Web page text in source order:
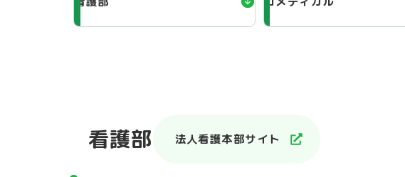
看護部 法人看護本部サイト